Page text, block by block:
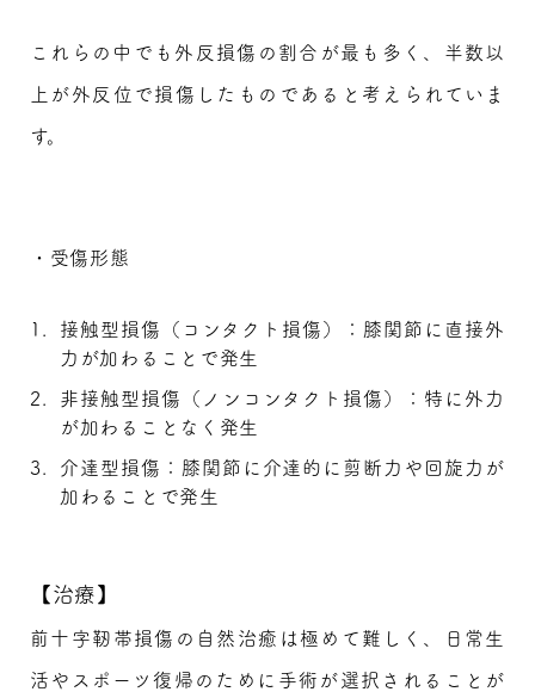
これらの中でも外反損傷の割合が最も多く、半数以
上が外反位で損傷したものであると考えられていま
す。
・受傷形態
接触型損傷（コンタクト損傷）：膝関節に直接外
力が加わることで発生
非接触型損傷（ノンコンタクト損傷）：特に外力
が加わることなく発生
介達型損傷：膝関節に介達的に剪断力や回旋力が
加わることで発生
【治療】
前十字靭帯損傷の自然治癒は極めて難しく、日常生
活やスポーツ復帰のために手術が選択されることが